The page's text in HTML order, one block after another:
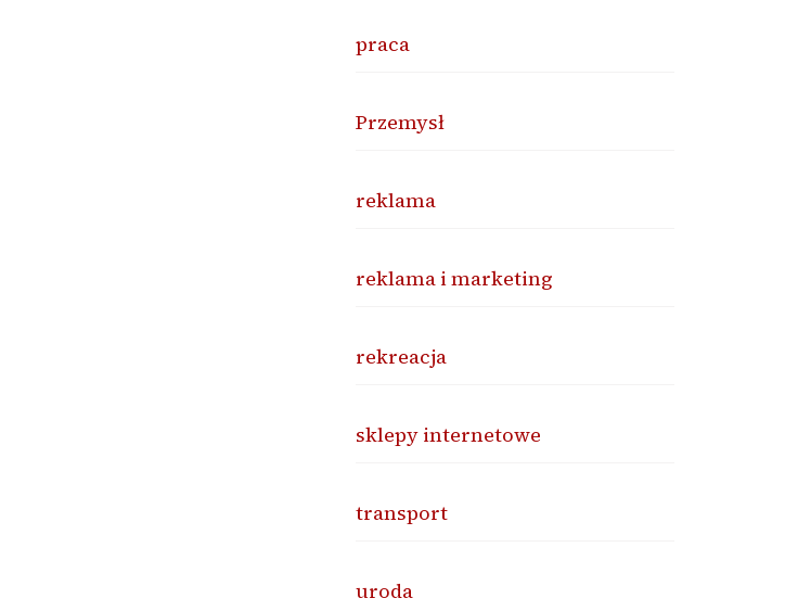
praca
Przemysł
reklama
reklama i marketing
rekreacja
sklepy internetowe
transport
uroda